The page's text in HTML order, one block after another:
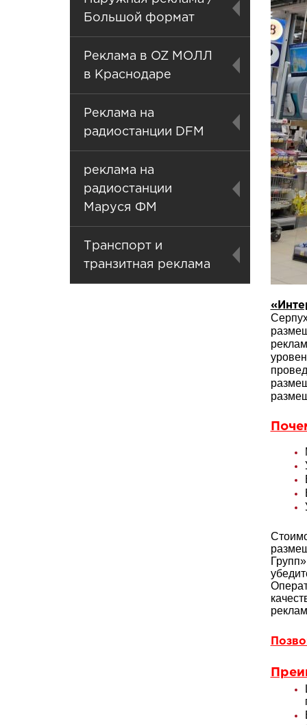
Большой формат
Реклама в OZ МОЛЛ
в Краснодаре
Реклама на
радиостанции DFM
реклама на
радиостанции
Маруся ФМ
Транспорт и
транзитная реклама